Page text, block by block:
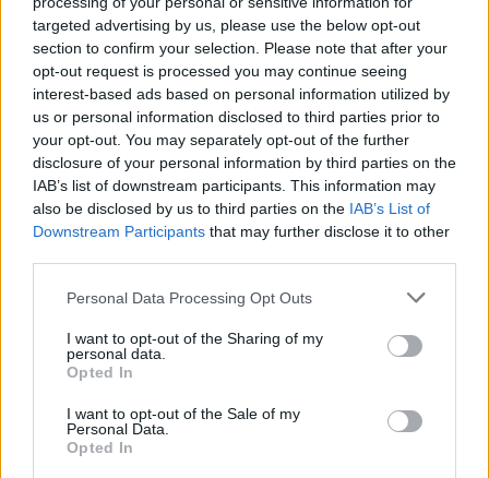
targeted advertising by us, please use the below opt-out
section to confirm your selection. Please note that after your
opt-out request is processed you may continue seeing
interest-based ads based on personal information utilized by
us or personal information disclosed to third parties prior to
your opt-out. You may separately opt-out of the further
disclosure of your personal information by third parties on the
IAB’s list of downstream participants. This information may
also be disclosed by us to third parties on the IAB’s List of
Downstream Participants that may further disclose it to other
Personal Data Processing Opt Outs
I want to opt-out of the Sharing of my
personal data.
Opted In
I want to opt-out of the Sale of my
Personal Data.
Opted In
felé fordult – 2025-ben a befektetési tranzakciós aktivitás
meghaladta a 900 millió eurót, ami a 2024-es éves
volumen több mint duplája –, ugyanakkor...
KEDVES OLVASÓNK!
A keresett cikk a portfolio.hu hírarchívumához
tartozik, melynek olvasása előfizetéses
regisztrációhoz kötött.
Portfolio.hu teljes cikkarchívum
Kötéslisták: BÉT elmúlt 2 év napon belüli
kötéslistái
Előfizetés